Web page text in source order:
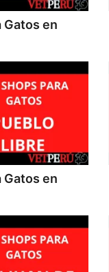
Gatos en
Gatos en